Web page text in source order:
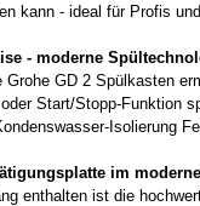
kann - ideal für Profis
- moderne
Grohe GD 2 Spülkasten
Start/Stopp-Funktion
Isolierung
im
enthalten ist die